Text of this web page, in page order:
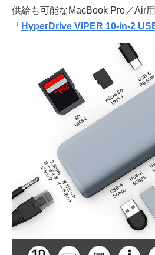
供給も可能なMacBook Pro／Air
「 HyperDrive VIPER 10-in-2